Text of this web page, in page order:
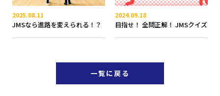
2025.08.11
JMSなら進路を変えられる！？
2024.09.18
目指せ！ 全問正解！ JMSクイズ
一覧に戻る